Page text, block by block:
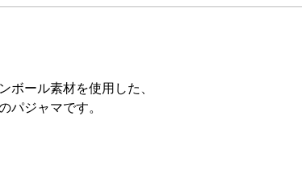
ボール素材を使用した、
パジャマです。